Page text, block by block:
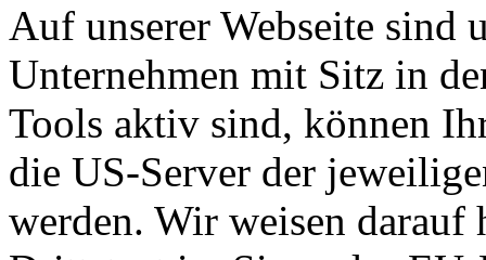
Auf unserer Webseite sind
Unternehmen mit Sitz in
Tools aktiv sind, können
die US-Server der
werden. Wir weisen darauf